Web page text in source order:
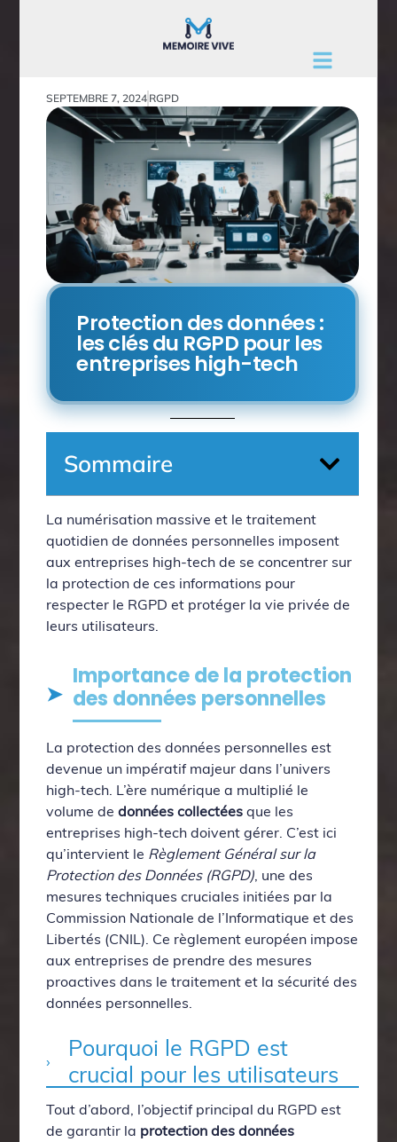
SEPTEMBRE 7, 2024 RGPD
Protection des données :
les clés du RGPD pour les
entreprises high-tech
Sommaire
La numérisation massive et le traitement
quotidien de données personnelles imposent
aux entreprises high-tech de se concentrer sur
la protection de ces informations pour
respecter le RGPD et protéger la vie privée de
leurs utilisateurs.
Importance de la protection
des données personnelles
La protection des données personnelles est
devenue un impératif majeur dans l’univers
high-tech. L’ère numérique a multiplié le
volume dedonnées collectées que les
entreprises high-tech doivent gérer. C’est ici
qu’intervient le Règlement Général sur la
Protection des Données (RGPD), une des
mesures techniques cruciales initiées par la
Commission Nationale de l’Informatique et des
Libertés (CNIL). Ce règlement européen impose
aux entreprises de prendre des mesures
proactives dans le traitement et la sécurité des
données personnelles.
Pourquoi le RGPD est
crucial pour les utilisateurs
Tout d’abord, l’objectif principal du RGPD est
de garantir la protection des données